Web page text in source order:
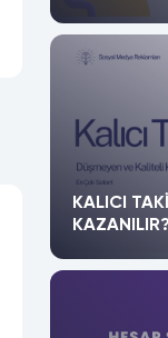
KALICI
KAZANILIR?